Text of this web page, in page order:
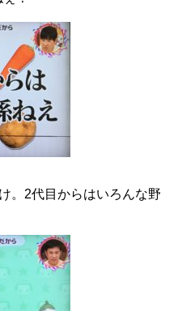
。2代目からはいろんな野